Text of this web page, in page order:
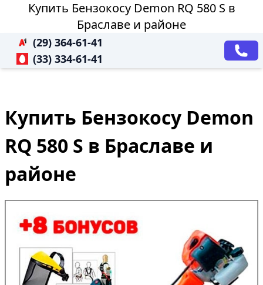
Купить Бензокосу Demon RQ 580 S в
Браславе и районе
(29) 364-61-41
(33) 334-61-41
Купить Бензокосу Demon
RQ 580 S в Браславе и
районе